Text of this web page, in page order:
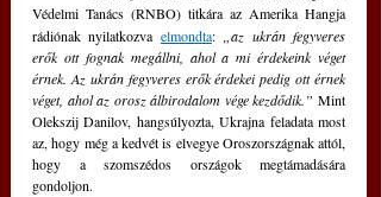
Védelmi Tanács (RNBO) titkára az Amerika Hangja
rádiónak nyilatkozva elmondta: „az ukrán fegyveres
erők ott fognak megállni, ahol a mi érdekeink véget
érnek. Az ukrán fegyveres erők érdekei pedig ott érnek
véget, ahol az orosz álbirodalom vége kezdődik.” Mint
Olekszij Danilov, hangsúlyozta, Ukrajna feladata most
az, hogy még a kedvét is elvegye Oroszországnak attól,
hogy a szomszédos országok megtámadására
gondoljon.